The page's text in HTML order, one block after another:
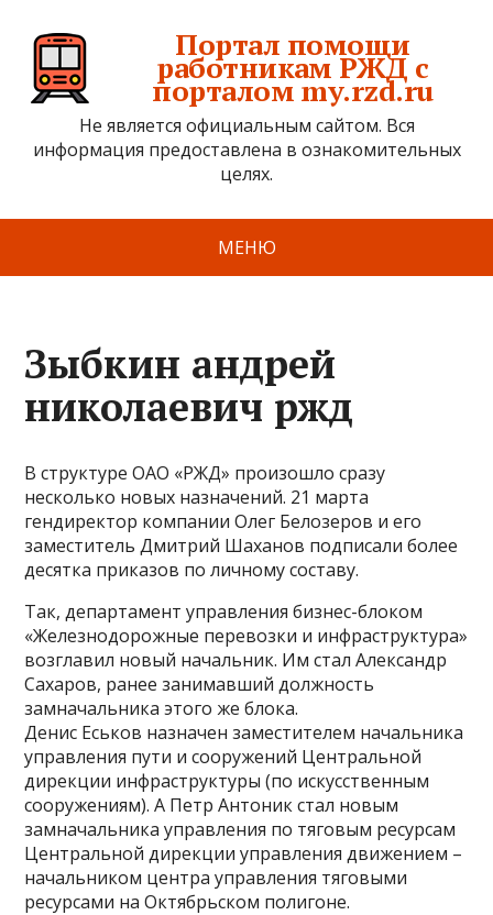
Портал помощи
работникам РЖД с
порталом my.rzd.ru
Не является официальным сайтом. Вся
информация предоставлена в ознакомительных
целях.
МЕНЮ
Зыбкин андрей
николаевич ржд
В структуре ОАО «РЖД» произошло сразу
несколько новых назначений. 21 марта
гендиректор компании Олег Белозеров и его
заместитель Дмитрий Шаханов подписали более
десятка приказов по личному составу.
Так, департамент управления бизнес-блоком
«Железнодорожные перевозки и инфраструктура»
возглавил новый начальник. Им стал Александр
Сахаров, ранее занимавший должность
замначальника этого же блока.
Денис Еськов назначен заместителем начальника
управления пути и сооружений Центральной
дирекции инфраструктуры (по искусственным
сооружениям). А Петр Антоник стал новым
замначальника управления по тяговым ресурсам
Центральной дирекции управления движением –
начальником центра управления тяговыми
ресурсами на Октябрьском полигоне.